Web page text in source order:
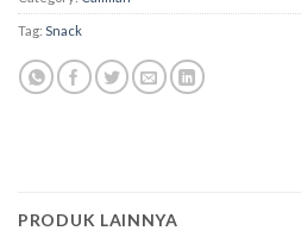
Tag: Snack
PRODUK LAINNYA